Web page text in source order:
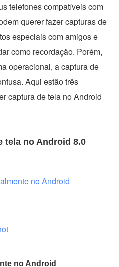
telefones compatíveis com
querer fazer capturas de
especiais com amigos e
como recordação. Porém,
operacional, a captura de
Aqui estão três
captura de tela no Android
tela no Android 8.0
no Android
no Android